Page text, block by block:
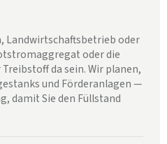
Landwirtschaftsbetrieb oder
oder die
da sein. Wir planen,
und Förderanlagen —
damit Sie den Füllstand